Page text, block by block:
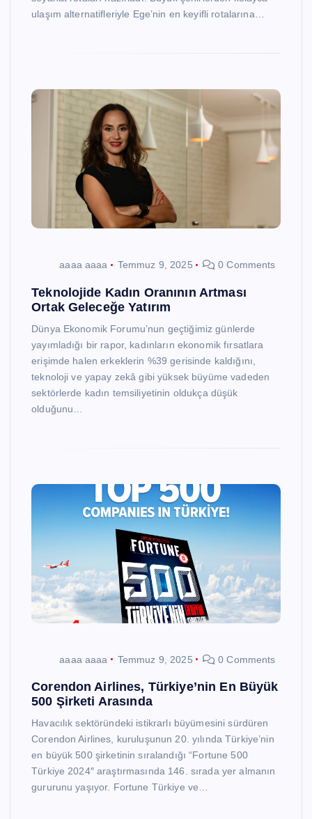
ulaşım alternatifleriyle Ege’nin en keyifli rotalarına…
aaaa aaaa Temmuz 9, 2025 0 Comments
Teknolojide Kadın Oranının Artması
Ortak Geleceğe Yatırım
Dünya Ekonomik Forumu’nun geçtiğimiz günlerde
yayımladığı bir rapor, kadınların ekonomik fırsatlara
erişimde halen erkeklerin %39 gerisinde kaldığını,
teknoloji ve yapay zekâ gibi yüksek büyüme vadeden
sektörlerde kadın temsiliyetinin oldukça düşük
olduğunu…
aaaa aaaa Temmuz 9, 2025 0 Comments
Corendon Airlines, Türkiye’nin En Büyük
500 Şirketi Arasında
Havacılık sektöründeki istikrarlı büyümesini sürdüren
Corendon Airlines, kuruluşunun 20. yılında Türkiye’nin
en büyük 500 şirketinin sıralandığı “Fortune 500
Türkiye 2024″ araştırmasında 146. sırada yer almanın
gururunu yaşıyor. Fortune Türkiye ve…